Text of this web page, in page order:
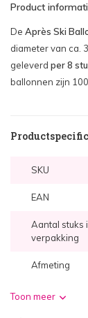
Product
De Après Ski
diameter van ca.
geleverd per 8
ballonnen zijn
SKU
EAN
Aantal stuks
verpakking
Afmeting
Toon meer